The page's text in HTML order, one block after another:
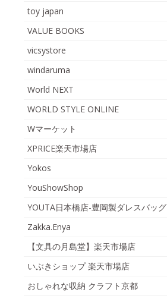
toy japan
VALUE BOOKS
vicsystore
windaruma
World NEXT
WORLD STYLE ONLINE
Wマーケット
XPRICE楽天市場店
Yokos
YouShowShop
YOUTA日本橋店-豊岡製ダレスバッグ
Zakka.Enya
【文具の月島堂】楽天市場店
いぶきショップ 楽天市場店
おしゃれな収納 クラフト京都